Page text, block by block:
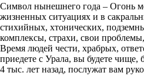
Символ нынешнего года – Огонь
жизненных ситуациях и в
стихийных, хтонических,
комплексы, страхи, свои
Время людей чести, храбрых,
приедете с Урала, вы будете
4 тыс. лет назад, послужат вам